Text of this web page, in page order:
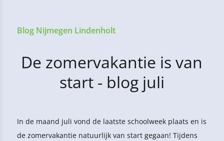
Blog Nijmegen Lindenholt
De zomervakantie is van
start - blog juli
In de maand juli vond de laatste schoolweek plaats en is
de zomervakantie natuurlijk van start gegaan! Tijdens